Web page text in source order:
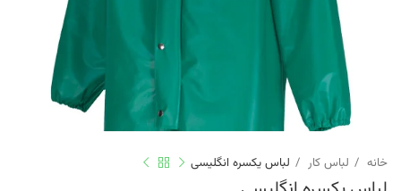
خانه لباس کار لباس یکسره انگلیسی